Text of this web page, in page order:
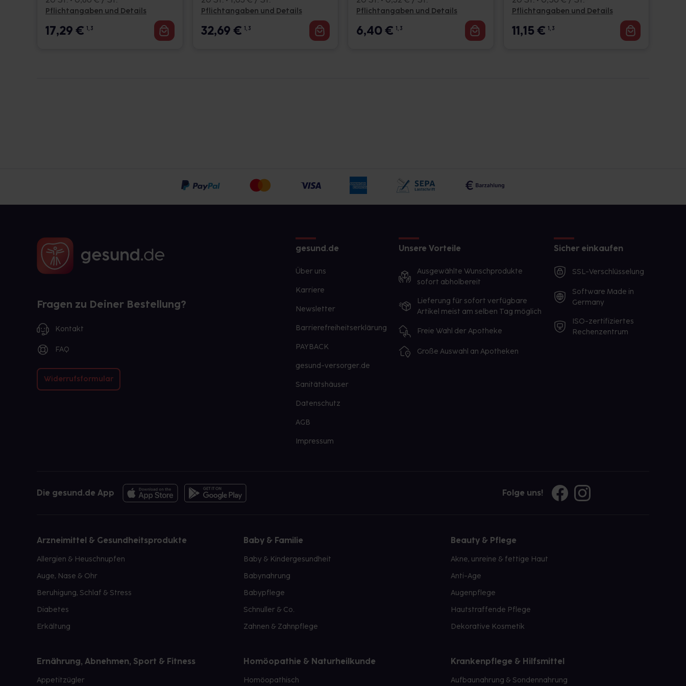
Pflichtangaben und Details
17,29€ 1, 3
Pflichtangaben und Details
32,69€ 1, 3
Pflichtangaben und Details
6,40€ 1, 3
Pflichtangaben und Details
11,15€ 1, 3
Fragen zu Deiner Bestellung?
Kontakt
FAQ
Widerrufsformular
gesund.de
Über uns
Karriere
Newsletter
Barrierefreiheitserklärung
PAYBACK
gesund-versorger.de
Sanitätshäuser
Datenschutz
AGB
Impressum
Unsere Vorteile
Ausgewählte Wunschprodukte
sofort abholbereit
Lieferung für sofort verfügbare
Artikel meist am selben Tag möglich
Freie Wahl der Apotheke
Große Auswahl an Apotheken
Sicher einkaufen
SSL-Verschlüsselung
Software Made in
Germany
ISO-zertifiziertes
Rechenzentrum
Die gesund.de App Folge uns!
Arzneimittel & Gesundheitsprodukte
Allergien & Heuschnupfen
Auge, Nase & Ohr
Beruhigung, Schlaf & Stress
Diabetes
Erkältung
Baby & Familie
Baby & Kindergesundheit
Babynahrung
Babypflege
Schnuller & Co.
Zahnen & Zahnpflege
Beauty & Pflege
Akne, unreine & fettige Haut
Anti-Age
Augenpflege
Hautstraffende Pflege
Dekorative Kosmetik
Ernährung, Abnehmen, Sport & Fitness
Appetitzügler
Homöopathie & Naturheilkunde
Homöopathisch
Krankenpflege & Hilfsmittel
Aufbaunahrung & Sondennahrung